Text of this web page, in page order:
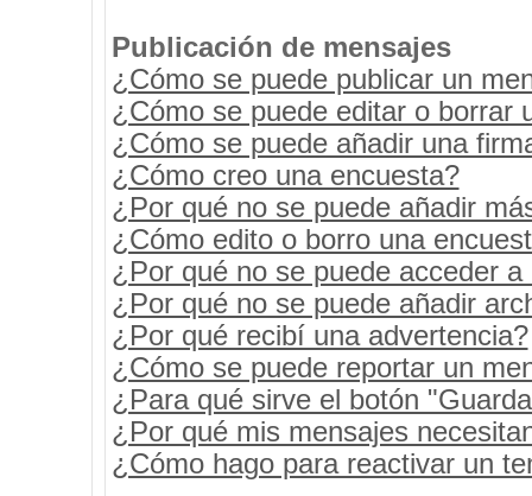
Publicación de mensajes
¿Cómo se puede publicar un
¿Cómo se puede editar o borrar
¿Cómo se puede añadir una
¿Cómo creo una encuesta?
¿Por qué no se puede añadir
¿Cómo edito o borro una
¿Por qué no se puede acceder a
¿Por qué no se puede añadir
¿Por qué recibí una advertencia?
¿Cómo se puede reportar un
¿Para qué sirve el botón
¿Por qué mis mensajes
¿Cómo hago para reactivar un